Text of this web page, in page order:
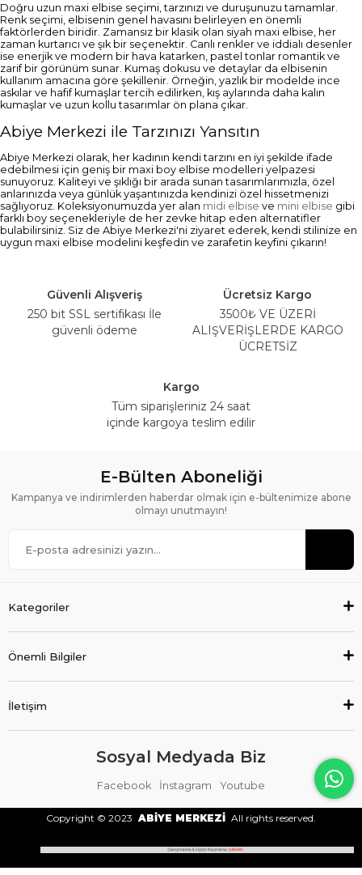
Doğru uzun maxi elbise seçimi, tarzınızı ve duruşunuzu tamamlar.
Renk seçimi, elbisenin genel havasını belirleyen en önemli
faktörlerden biridir. Zamansız bir klasik olan siyah maxi elbise, her
zaman kurtarıcı ve şık bir seçenektir. Canlı renkler ve iddialı desenler
ise enerjik ve modern bir hava katarken, pastel tonlar romantik ve
zarif bir görünüm sunar. Kumaş dokusu ve detaylar da elbisenin
kullanım amacına göre şekillenir. Örneğin, yazlık bir modelde ince
askılar ve hafif kumaşlar tercih edilirken, kış aylarında daha kalın
kumaşlar ve uzun kollu tasarımlar ön plana çıkar.
Abiye Merkezi ile Tarzınızı Yansıtın
Abiye Merkezi olarak, her kadının kendi tarzını en iyi şekilde ifade
edebilmesi için geniş bir maxi boy elbise modelleri yelpazesi
sunuyoruz. Kaliteyi ve şıklığı bir arada sunan tasarımlarımızla, özel
anlarınızda veya günlük yaşantınızda kendinizi özel hissetmenizi
sağlıyoruz. Koleksiyonumuzda yer alan midi elbise ve mini elbise gibi
farklı boy seçenekleriyle de her zevke hitap eden alternatifler
bulabilirsiniz. Siz de Abiye Merkezi'ni ziyaret ederek, kendi stilinize en
uygun maxi elbise modelini keşfedin ve zarafetin keyfini çıkarın!
Güvenli Alışveriş
250 bit SSL sertifikası İle
güvenli ödeme
Ücretsiz Kargo
3500₺ VE ÜZERİ
ALIŞVERİŞLERDE KARGO
ÜCRETSİZ
Kargo
Tüm siparişleriniz 24 saat
içinde kargoya teslim edilir
E-Bülten Aboneliği
Kampanya ve indirimlerden haberdar olmak için e-bültenimize abone
olmayı unutmayın!
Kategoriler
Önemli Bilgiler
İletişim
Sosyal Medyada Biz
Facebook İnstagram Youtube
Copyright © 2023 ABİYE MERKEZİ All rights reserved.